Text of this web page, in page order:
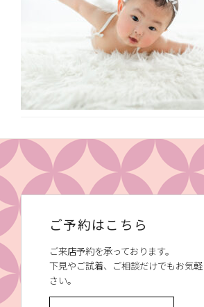
ご予約はこちら
ご来店予約を承っております。
下見やご試着、ご相談だけでもお気
さい。